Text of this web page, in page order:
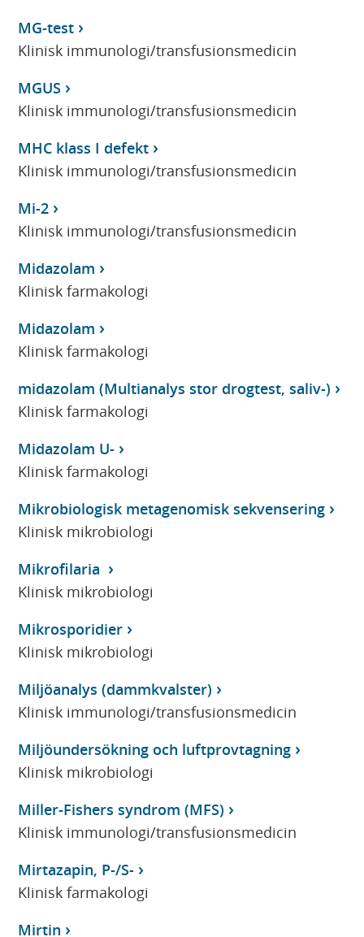
MG-test
Klinisk immunologi/transfusionsmedicin
MGUS
Klinisk immunologi/transfusionsmedicin
MHC klass I defekt
Klinisk immunologi/transfusionsmedicin
Mi-2
Klinisk immunologi/transfusionsmedicin
Midazolam
Klinisk farmakologi
Midazolam
Klinisk farmakologi
midazolam (Multianalys stor drogtest, saliv-)
Klinisk farmakologi
Midazolam U-
Klinisk farmakologi
Mikrobiologisk metagenomisk sekvensering
Klinisk mikrobiologi
Mikrofilaria
Klinisk mikrobiologi
Mikrosporidier
Klinisk mikrobiologi
Miljöanalys (dammkvalster)
Klinisk immunologi/transfusionsmedicin
Miljöundersökning och luftprovtagning
Klinisk mikrobiologi
Miller-Fishers syndrom (MFS)
Klinisk immunologi/transfusionsmedicin
Mirtazapin, P-/S-
Klinisk farmakologi
Mirtin